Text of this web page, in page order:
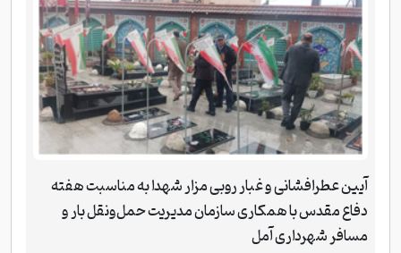
آیین عطرافشانی و غبار روبی مزار شهدا به مناسبت هفته
دفاع مقدس با همکاری سازمان مدیریت حمل‌ونقل بار و
مسافر شهرداری آمل